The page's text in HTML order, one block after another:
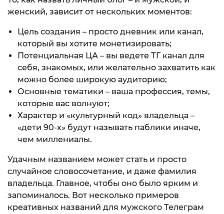
женский, зависит от нескольких моментов:
Цель создания – просто дневник или канал,
который вы хотите монетизировать;
Потенциальная ЦА – вы ведете ТГ канал для
себя, знакомых, или желательно захватить как
можно более широкую аудиторию;
Основные тематики – ваша профессия, темы,
которые вас волнуют;
Характер и «культурный код» владельца –
«дети 90-х» будут называть паблики иначе,
чем миллениалы.
Удачным названием может стать и просто
случайное словосочетание, и даже фамилия
владельца. Главное, чтобы оно было ярким и
запоминалось. Вот несколько примеров
креативных названий для мужского Телеграм